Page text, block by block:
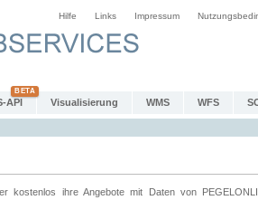
Hilfe Links Impressum
API Visualisierung WMS WFS
kostenlos ihre Angebote mit Daten von